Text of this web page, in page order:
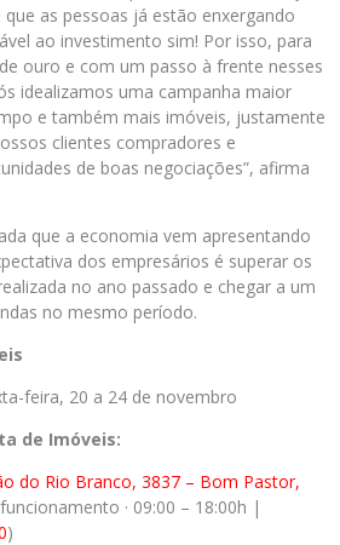
as pessoas já estão enxergando
ao investimento sim! Por isso, para
ouro e com um passo à frente nesses
idealizamos uma campanha maior
e também mais imóveis, justamente
clientes compradores e
de boas negociações”, afirma
que a economia vem apresentando
dos empresários é superar os
no ano passado e chegar a um
no mesmo período.
feira, 20 a 24 de novembro
de Imóveis:
do Rio Branco, 3837 – Bom Pastor,
· 09:00 – 18:00h |
)